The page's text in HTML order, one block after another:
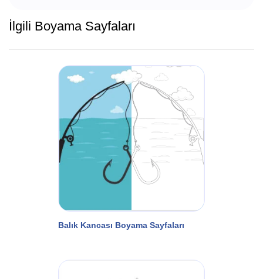
İlgili Boyama Sayfaları
Balık Kancası Boyama Sayfaları